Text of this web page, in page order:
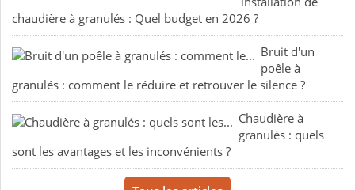
chaudière à granulés : Quel budget en 2026 ?
Bruit d'un
poêle à
granulés : comment le réduire et retrouver le silence ?
Chaudière à
granulés : quels
sont les avantages et les inconvénients ?